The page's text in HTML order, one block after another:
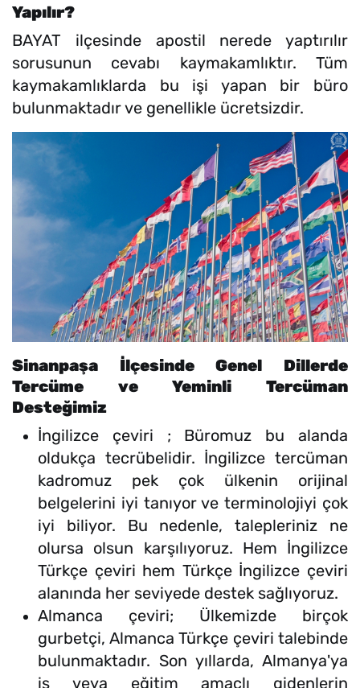
Yapılır?
BAYAT ilçesinde apostil nerede yaptırılır
sorusunun cevabı kaymakamlıktır. Tüm
kaymakamlıklarda bu işi yapan bir büro
bulunmaktadır ve genellikle ücretsizdir.
Sinanpaşa İlçesinde Genel Dillerde
Tercüme ve Yeminli Tercüman
Desteğimiz
İngilizce çeviri ; Büromuz bu alanda
oldukça tecrübelidir. İngilizce tercüman
kadromuz pek çok ülkenin orijinal
belgelerini iyi tanıyor ve terminolojiyi çok
iyi biliyor. Bu nedenle, talepleriniz ne
olursa olsun karşılıyoruz. Hem İngilizce
Türkçe çeviri hem Türkçe İngilizce çeviri
alanında her seviyede destek sağlıyoruz.
Almanca çeviri; Ülkemizde birçok
gurbetçi, Almanca Türkçe çeviri talebinde
bulunmaktadır. Son yıllarda, Almanya'ya
iş veya eğitim amaçlı gidenlerin